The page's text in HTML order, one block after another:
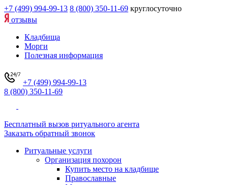
+7 (499) 994-99-13 8 (800) 350-11-69 круглосуточно
отзывы
Кладбища
Морги
Полезная информация
+7 (499) 994-99-13
8 (800) 350-11-69
Бесплатный вызов ритуального агента
Заказать обратный звонок
Ритуальные услуги
Организация похорон
Купить место на кладбище
Православные